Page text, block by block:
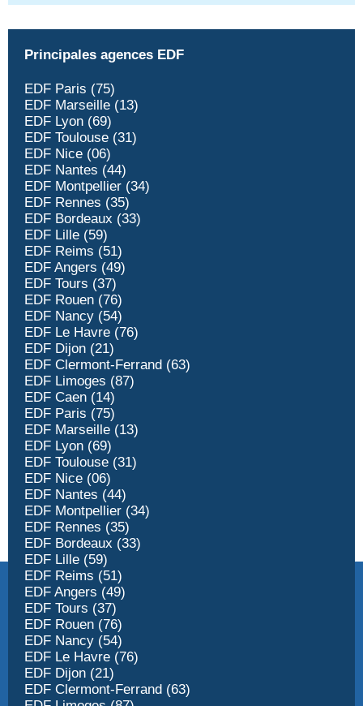
Principales agences EDF
EDF Paris (75)
EDF Marseille (13)
EDF Lyon (69)
EDF Toulouse (31)
EDF Nice (06)
EDF Nantes (44)
EDF Montpellier (34)
EDF Rennes (35)
EDF Bordeaux (33)
EDF Lille (59)
EDF Reims (51)
EDF Angers (49)
EDF Tours (37)
EDF Rouen (76)
EDF Nancy (54)
EDF Le Havre (76)
EDF Dijon (21)
EDF Clermont-Ferrand (63)
EDF Limoges (87)
EDF Caen (14)
EDF Paris (75)
EDF Marseille (13)
EDF Lyon (69)
EDF Toulouse (31)
EDF Nice (06)
EDF Nantes (44)
EDF Montpellier (34)
EDF Rennes (35)
EDF Bordeaux (33)
EDF Lille (59)
EDF Reims (51)
EDF Angers (49)
EDF Tours (37)
EDF Rouen (76)
EDF Nancy (54)
EDF Le Havre (76)
EDF Dijon (21)
EDF Clermont-Ferrand (63)